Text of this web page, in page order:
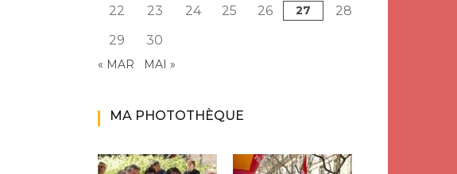
22
23 24 25 26 27
28
29
30
« MAR MAI »
MA PHOTOTHÈQUE